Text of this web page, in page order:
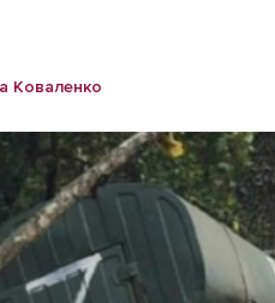
Коваленко